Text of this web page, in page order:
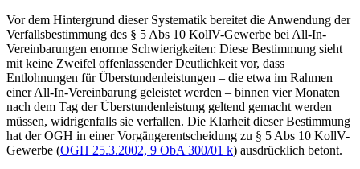
Vor dem Hintergrund dieser Systematik bereitet die Anwendung der
Verfallsbestimmung des § 5 Abs 10 KollV-Gewerbe bei All-In-
Vereinbarungen enorme Schwierigkeiten: Diese Bestimmung sieht
mit keine Zweifel offenlassender Deutlichkeit vor, dass
Entlohnungen für Überstundenleistungen – die etwa im Rahmen
einer All-In-Vereinbarung geleistet werden – binnen vier Monaten
nach dem Tag der Überstundenleistung geltend gemacht werden
müssen, widrigenfalls sie verfallen. Die Klarheit dieser Bestimmung
hat der OGH in einer Vorgängerentscheidung zu § 5 Abs 10 KollV-
Gewerbe (OGH 25.3.2002, 9 ObA 300/01 k) ausdrücklich betont.